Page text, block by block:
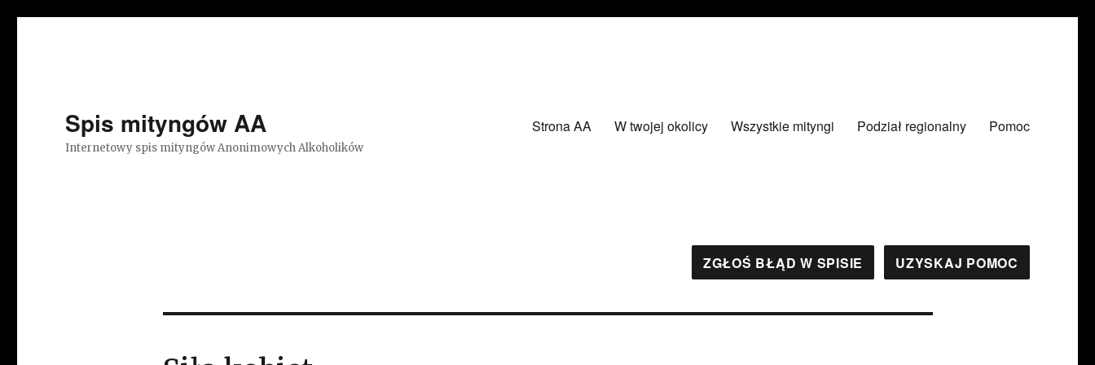
Spis mityngów AA
Internetowy spis mityngów Anonimowych Alkoholików
Strona AA W twojej okolicy Wszystkie mityngi Podział regionalny Pomoc
ZGŁOŚ BŁĄD W SPISIE UZYSKAJ POMOC